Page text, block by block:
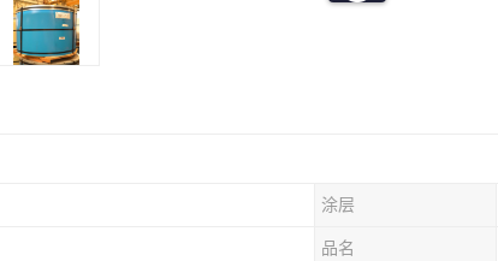
涂层
品名